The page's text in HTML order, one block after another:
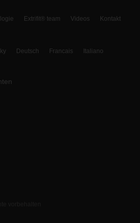
Extrifit® team Videos
Kontakt
Deutsch Francais
Italiano